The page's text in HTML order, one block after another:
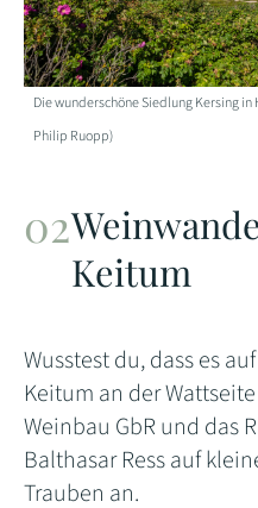
Die wunderschöne Siedlung Kersing
Philip Ruopp)
Keitum
Wusstest du, dass es
Keitum an der
Weinbau GbR und das
Balthasar Ress auf
Trauben an.